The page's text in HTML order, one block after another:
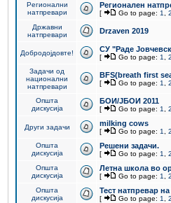
Регионални
натпревари
Регионален
[ Go to page: 1 2
Државни
натпревари
Drzaven 2019
Добродојдовте! СУ "Раде
[ Go to page: 1 2
Задачи од
национални
натпревари
BFS(breath first
[ Go to page: 1 2
Општа
дискусија
БОИ/ЈБОИ 2011
[ Go to page: 1 2
Други задачи milking cows
[ Go to page: 1 2
Општа
дискусија
Решени задачи.
[ Go to page: 1 2
Општа
дискусија
Летна школа во
[ Go to page: 1 2
Општа
дискусија
Тест натпревар на
[ Go to page: 1 2